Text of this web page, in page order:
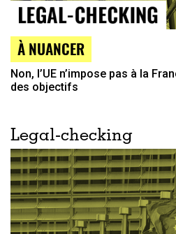
À NUANCER
Non, l’UE n’impose pas à la
des objectifs
Legal-checking